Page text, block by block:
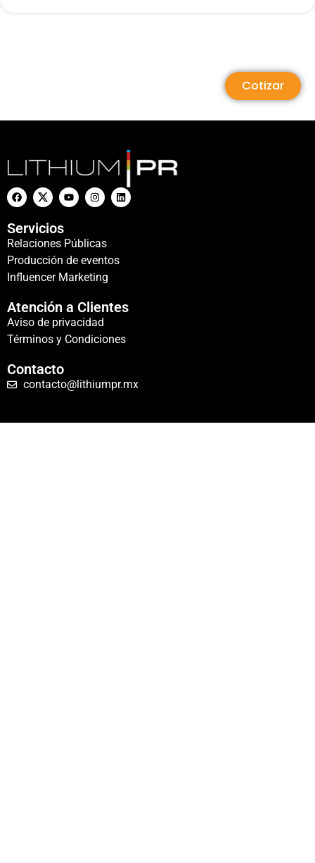
Cotizar
Servicios
Relaciones Públicas
Producción de eventos
Influencer Marketing
Atención a Clientes
Aviso de privacidad
Términos y Condiciones
Contacto
contacto@lithiumpr.mx